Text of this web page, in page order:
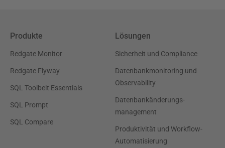
Produkte
Redgate Monitor
Redgate Flyway
SQL Toolbelt Essentials
SQL Prompt
SQL Compare
Lösungen
Sicherheit und Compliance
Datenbankmonitoring und
Observability
Datenbankänderungs-
management
Produktivität und Workflow-
Automatisierung